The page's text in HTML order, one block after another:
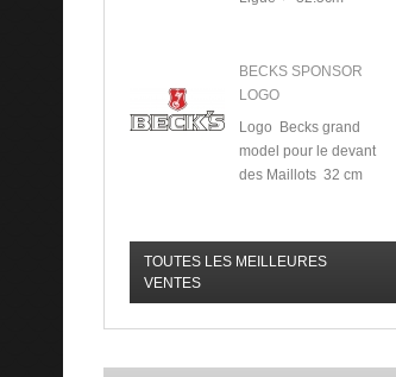
BECKS SPONSOR
LOGO
Logo Becks grand
model pour le devant
des Maillots 32 cm
TOUTES LES MEILLEURES
VENTES